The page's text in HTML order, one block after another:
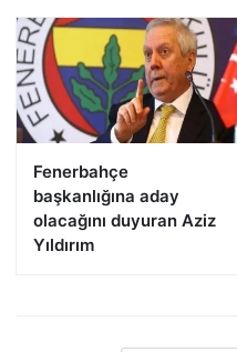
Fenerbahçe
başkanlığına aday
olacağını duyuran Aziz
Yıldırım